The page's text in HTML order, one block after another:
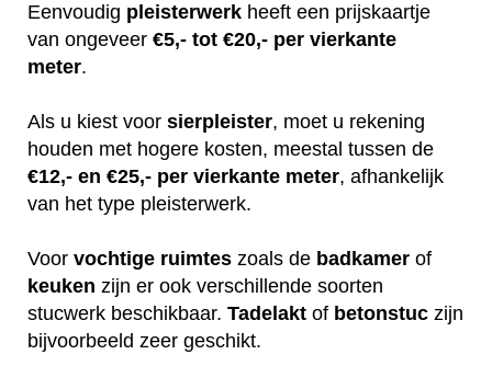
Eenvoudig pleisterwerk heeft een prijskaartje
van ongeveer €5,- tot €20,- per vierkante
meter.
Als u kiest voor sierpleister, moet u rekening
houden met hogere kosten, meestal tussen de
€12,- en €25,- per vierkante meter, afhankelijk
van het type pleisterwerk.
Voor vochtige ruimtes zoals de badkamer of
keuken zijn er ook verschillende soorten
stucwerk beschikbaar. Tadelakt of betonstuc zijn
bijvoorbeeld zeer geschikt.